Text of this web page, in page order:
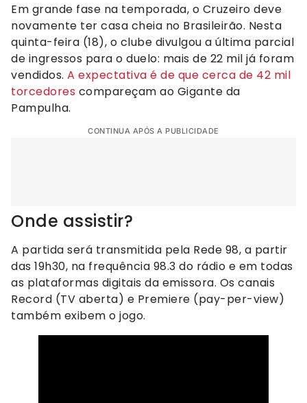
Em grande fase na temporada, o Cruzeiro deve
novamente ter casa cheia no Brasileirão. Nesta
quinta-feira (18), o clube divulgou a última parcial
de ingressos para o duelo: mais de 22 mil já foram
vendidos. A expectativa é de que cerca de 42 mil
torcedores compareçam ao Gigante da
Pampulha.
CONTINUA APÓS A PUBLICIDADE
Onde assistir?
A partida será transmitida pela Rede 98, a partir
das 19h30, na frequência 98.3 do rádio e em todas
as plataformas digitais da emissora. Os canais
Record (TV aberta) e Premiere (pay-per-view)
também exibem o jogo.